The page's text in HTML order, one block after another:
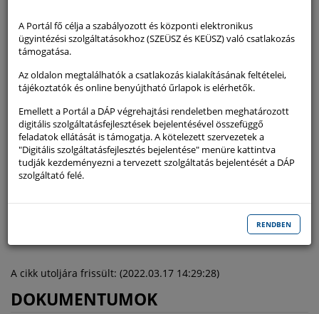
regisztrációt követően – ügyintézési rendelkezéseik megtételére, a
csatlakozott szervezetek számára pedig a rendelkezések
megismerésére. Az ügyfél által tett rendelkezést az adott szervezetnek
a szolgáltatáshoz történő csatlakozását követően van lehetősége
lekérdezni és megismerni. Az ügyfél meghatalmazás típusú
rendelkezést pedig csak azon szervezet ügytípusára vonatkozóan
tehet, amely a szolgáltatáshoz csatlakozott.
DÍJAZÁS
A Szolgáltató a Szolgáltatást az Eügyintézési tv. 1. § 17. pont a)–i),
valamint k) alpontja szerinti elektronikus ügyintézést biztosító
szerveknek díjmentesen biztosítja.
A kapcsolódó dokumentumok letöltéséhez bejelentkezés
A cikk utoljára frissült: (2022.03.17 14:29:28)
DOKUMENTUMOK
A Portál fő célja a szabályozott és központi elektronikus
ügyintézési szolgáltatásokhoz (SZEÜSZ és KEÜSZ) való csatlakozás
támogatása.
Az oldalon megtalálhatók a csatlakozás kialakításának feltételei,
tájékoztatók és online benyújtható űrlapok is elérhetők.
Emellett a Portál a DÁP végrehajtási rendeletben meghatározott
digitális szolgáltatásfejlesztések bejelentésével összefüggő
feladatok ellátását is támogatja. A kötelezett szervezetek a
"Digitális szolgáltatásfejlesztés bejelentése" menüre kattintva
tudják kezdeményezni a tervezett szolgáltatás bejelentését a DÁP
szolgáltató felé.
RENDBEN